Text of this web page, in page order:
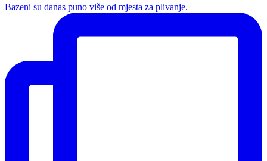
Bazeni su danas puno više od mjesta za plivanje.